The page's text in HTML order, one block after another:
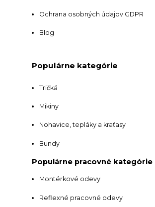
Ochrana osobných údajov GDPR
Blog
Populárne kategórie
Tričká
Mikiny
Nohavice, tepláky a kraťasy
Bundy
Populárne pracovné kategórie
Montérkové odevy
Reflexné pracovné odevy